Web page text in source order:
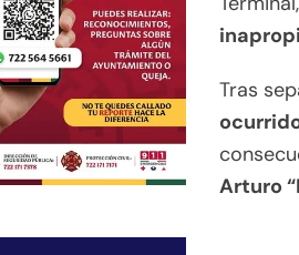
Tras
Arturo